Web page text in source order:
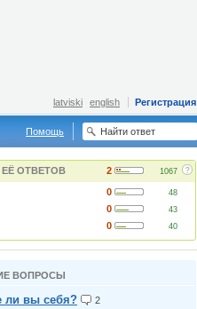
Регистрация
latviski english
Помощь
ОТВЕТОВ 2 1067 ?
0 48
0 43
0 40
ВОПРОСЫ
ли вы себя?
2